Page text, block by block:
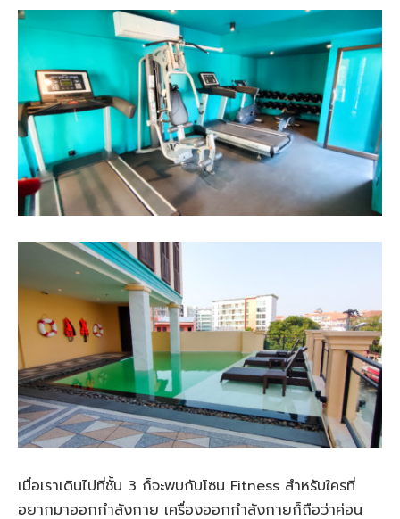
เมื่อเราเดินไปที่ชั้น 3 ก็จะพบกับโซน Fitness สำหรับใครที่
อยากมาออกกำลังกาย เครื่องออกกำลังกายก็ถือว่าค่อน